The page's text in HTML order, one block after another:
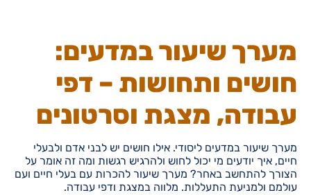
מערך שיעור במדעים:
חושים ותחושות – דפי
עבודה, מצגת וסרטונים
מערך שיעור במדעים ליסודי. אילו חושים יש לבני אדם ולבעלי
חיים, איך יודעים מי יכול לחוש ולהרגיש רגשות ומה זה אומר על
הצורך להתחשב באחר? מערך שיעור להכרות עם בעלי חיים ועם
עולמם ולמניעת התעללות. מלווה במצגת ודפי עבודה.